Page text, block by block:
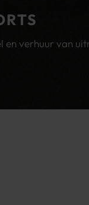
en verhuur van